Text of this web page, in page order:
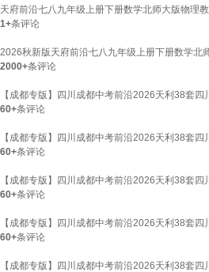
天府前沿七八九年级上册下册数学北师大版物理
1+条评论
2026秋新版天府前沿七八九年级上册下册数学北
2000+条评论
【成都专版】四川成都中考前沿2026天利38套
60+条评论
【成都专版】四川成都中考前沿2026天利38套
60+条评论
【成都专版】四川成都中考前沿2026天利38套
60+条评论
【成都专版】四川成都中考前沿2026天利38套
60+条评论
【成都专版】四川成都中考前沿2026天利38套